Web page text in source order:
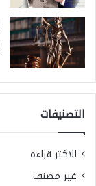
التصنيفات
الاكثر قراءة
غير مصنف